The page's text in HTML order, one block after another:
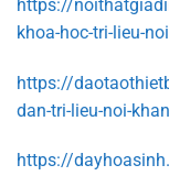
https://
khoa-hoc-tri-lieu-
https://
dan-tri-lieu-noi-
https://